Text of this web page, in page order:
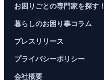
お困りごとの専門家を探す！
暮らしのお困り事コラム
プレスリリース
プライバシーポリシー
会社概要